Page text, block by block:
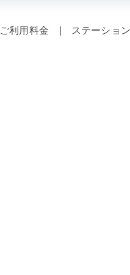
ご利用料金 | ステーション